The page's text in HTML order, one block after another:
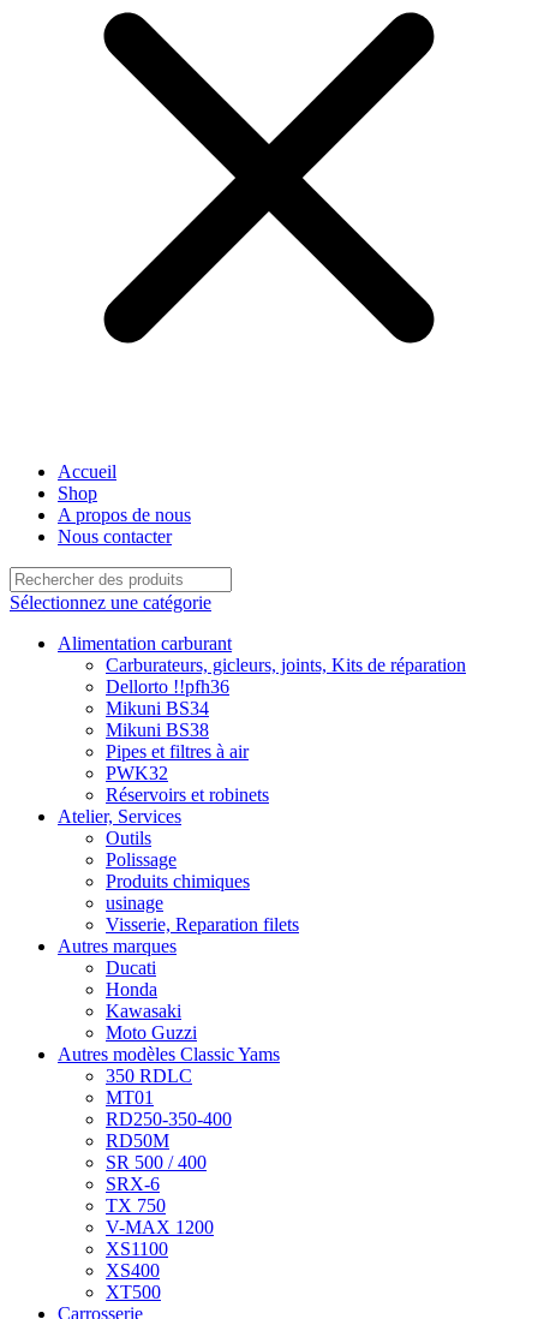
Accueil
Shop
A propos de nous
Nous contacter
Sélectionnez une catégorie
Alimentation carburant
Carburateurs, gicleurs, joints, Kits de réparation
Dellorto !!pfh36
Mikuni BS34
Mikuni BS38
Pipes et filtres à air
PWK32
Réservoirs et robinets
Atelier, Services
Outils
Polissage
Produits chimiques
usinage
Visserie, Reparation filets
Autres marques
Ducati
Honda
Kawasaki
Moto Guzzi
Autres modèles Classic Yams
350 RDLC
MT01
RD250-350-400
RD50M
SR 500 / 400
SRX-6
TX 750
V-MAX 1200
XS1100
XS400
XT500
Carrosserie